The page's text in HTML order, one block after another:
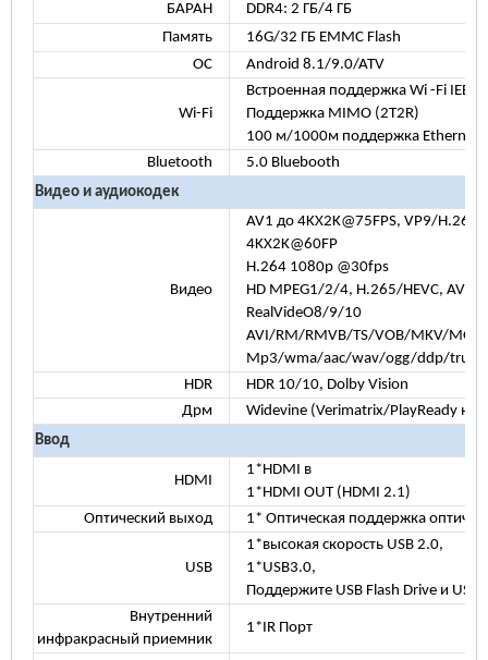
БАРАН
DDR4: 2 ГБ/4 ГБ
Память
16G/32 ГБ EMMC Flash
ОС
Android 8.1/9.0/ATV
Wi-Fi
Встроенная поддержка Wi -Fi
Поддержка MIMO (2T2R)
100 м/1000м поддержка Ethernet
Bluetooth
5.0 Bluebooth
Видео и аудиокодек
Видео
AV1 до 4KX2K@75FPS, VP9/H.265
4KX2K@60FP
H.264 1080p @30fps
HD MPEG1/2/4, H.265/HEVC,
RealVideO8/9/10
AVI/RM/RMVB/TS/VOB/MKV/
Mp3/wma/aac/wav/ogg/ddp/
HDR
HDR 10/10, Dolby Vision
Дрм
Widevine (Verimatrix/PlayReady
Ввод
HDMI
1*HDMI в
1*HDMI OUT (HDMI 2.1)
Оптический выход
1* Оптическая поддержка
USB
1*высокая скорость USB 2.0,
1*USB3.0,
Поддержите USB Flash Drive и USB
Внутренний
инфракрасный приемник
1*IR Порт